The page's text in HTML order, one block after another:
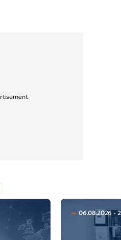
06.08.2026 -